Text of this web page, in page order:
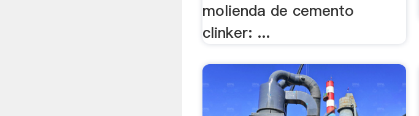
molienda de cemento
clinker: ...